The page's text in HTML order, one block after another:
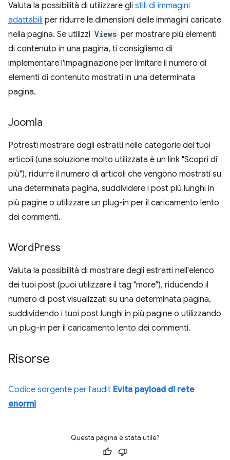
Valuta la possibilità di utilizzare gli stili di immagini
adattabili per ridurre le dimensioni delle immagini caricate
nella pagina. Se utilizzi Views per mostrare più elementi
di contenuto in una pagina, ti consigliamo di
implementare l'impaginazione per limitare il numero di
elementi di contenuto mostrati in una determinata
pagina.
Joomla
Potresti mostrare degli estratti nelle categorie dei tuoi
articoli (una soluzione molto utilizzata è un link "Scopri di
più"), ridurre il numero di articoli che vengono mostrati su
una determinata pagina, suddividere i post più lunghi in
più pagine o utilizzare un plug-in per il caricamento lento
dei commenti.
WordPress
Valuta la possibilità di mostrare degli estratti nell'elenco
dei tuoi post (puoi utilizzare il tag "more"), riducendo il
numero di post visualizzati su una determinata pagina,
suddividendo i tuoi post lunghi in più pagine o utilizzando
un plug-in per il caricamento lento dei commenti.
Risorse
Codice sorgente per l'audit Evita payload di rete
enormi
Questa pagina è stata utile?